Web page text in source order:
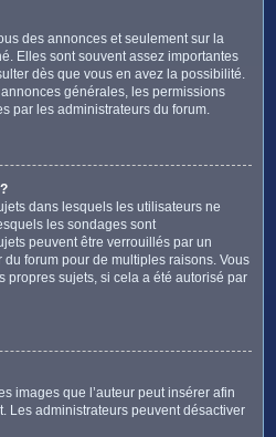
des annonces et seulement sur la
Elles sont souvent assez importantes
dès que vous en avez la possibilité.
générales, les permissions
par les administrateurs du forum.
dans lesquels les utilisateurs ne
les sondages sont
peuvent être verrouillés par un
forum pour de multiples raisons. Vous
propres sujets, si cela a été autorisé par
images que l’auteur peut insérer afin
Les administrateurs peuvent désactiver